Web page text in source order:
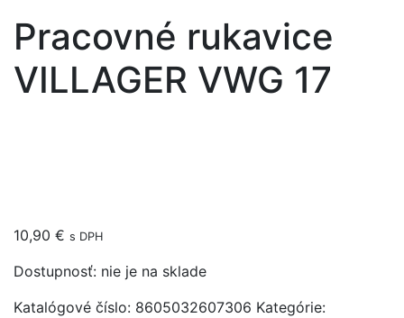
Pracovné rukavice
VILLAGER VWG 17
10,90 € s DPH
Dostupnosť: nie je na sklade
Katalógové číslo: 8605032607306 Kategórie: